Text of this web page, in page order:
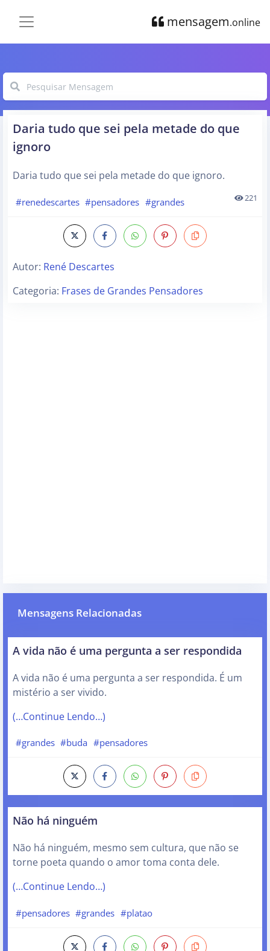
mensagem.online
Daria tudo que sei pela metade do que
ignoro
Daria tudo que sei pela metade do que ignoro.
#renedescartes #pensadores #grandes 221
Autor: René Descartes
Categoria: Frases de Grandes Pensadores
Mensagens Relacionadas
A vida não é uma pergunta a ser respondida
A vida não é uma pergunta a ser respondida. É um
mistério a ser vivido.
(…Continue Lendo…)
#grandes #buda #pensadores
Não há ninguém
Não há ninguém, mesmo sem cultura, que não se
torne poeta quando o amor toma conta dele.
(…Continue Lendo…)
#pensadores #grandes #platao